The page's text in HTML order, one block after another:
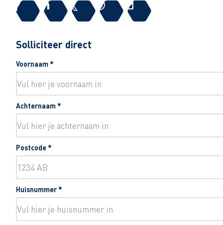
Solliciteer direct
Voornaam *
Achternaam *
Postcode *
Huisnummer *